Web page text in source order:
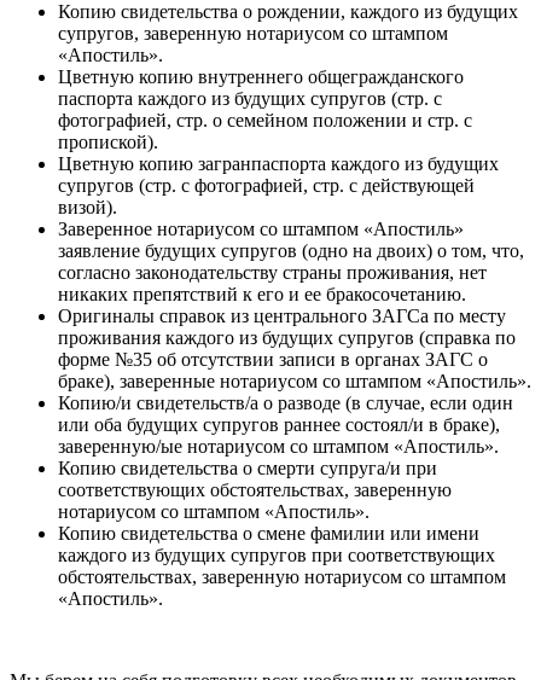
Копию свидетельства о рождении, каждого из будущих
супругов, заверенную нотариусом со штампом
«Апостиль».
Цветную копию внутреннего общегражданского
паспорта каждого из будущих супругов (стр. с
фотографией, стр. о семейном положении и стр. с
пропиской).
Цветную копию загранпаспорта каждого из будущих
супругов (стр. с фотографией, стр. с действующей
визой).
Заверенное нотариусом со штампом «Апостиль»
заявление будущих супругов (одно на двоих) о том, что,
согласно законодательству страны проживания, нет
никаких препятствий к его и ее бракосочетанию.
Оригиналы справок из центрального ЗАГСа по месту
проживания каждого из будущих супругов (справка по
форме №35 об отсутствии записи в органах ЗАГС о
браке), заверенные нотариусом со штампом «Апостиль».
Копию/и свидетельств/а о разводе (в случае, если один
или оба будущих супругов раннее состоял/и в браке),
заверенную/ые нотариусом со штампом «Апостиль».
Копию свидетельства о смерти супруга/и при
соответствующих обстоятельствах, заверенную
нотариусом со штампом «Апостиль».
Копию свидетельства о смене фамилии или имени
каждого из будущих супругов при соответствующих
обстоятельствах, заверенную нотариусом со штампом
«Апостиль».